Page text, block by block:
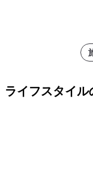
ライフスタイル